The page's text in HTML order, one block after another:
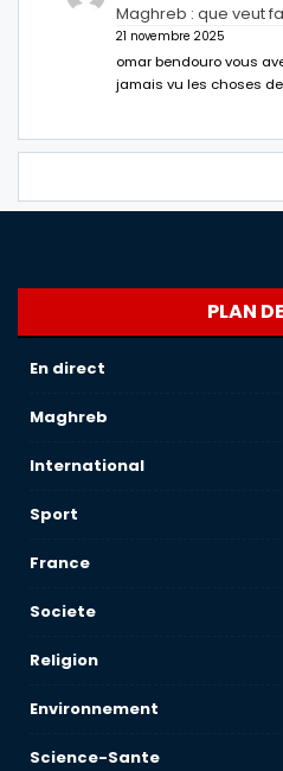
Maghreb : que veut
21 novembre 2025
omar bendouro vous
jamais vu les choses
PLAN
En direct
Maghreb
International
Sport
France
Societe
Religion
Environnement
Science-Sante